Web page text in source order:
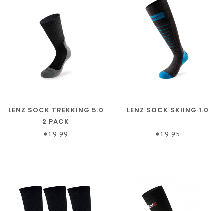
LENZ SOCK TREKKING 5.0
2 PACK
€19,99
LENZ SOCK SKIING 1.0
€19,95